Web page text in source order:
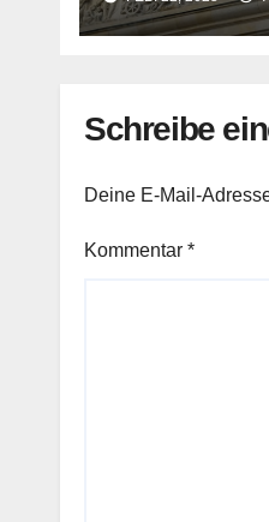
Prognosen
Abend
Schreibe
Deine E-Mail-
Kommentar *